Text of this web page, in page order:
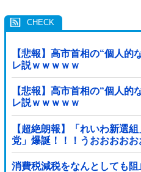
【悲報】高市首相の“個人的
レ説ｗｗｗｗｗ
【悲報】高市首相の“個人的
レ説ｗｗｗｗｗ
【超絶朗報】「れいわ新選
党」爆誕！！！うおおおおお
消費税減税をなんとしても